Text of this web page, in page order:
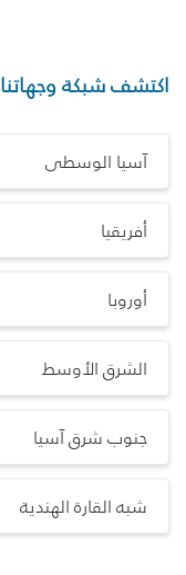
اكتشف شبكة وجهاتنا
آسيا الوسطى
أفريقيا
أوروبا
الشرق الأوسط
جنوب شرق آسيا
شبه القارة الهندية